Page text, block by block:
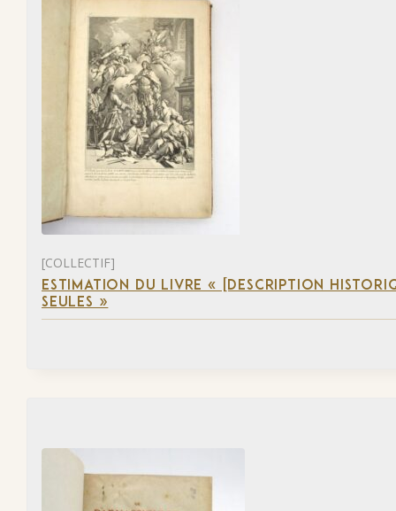
[COLLECTIF]
ESTIMATION DU LIVRE « [DESCRIPTION
SEULES »